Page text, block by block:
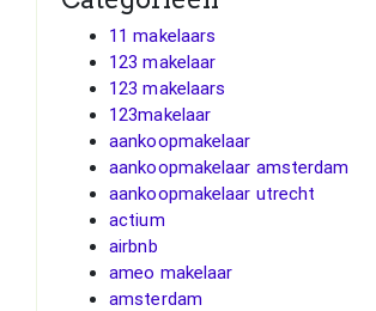
11 makelaars
123 makelaar
123 makelaars
123makelaar
aankoopmakelaar
aankoopmakelaar amsterdam
aankoopmakelaar utrecht
actium
airbnb
ameo makelaar
amsterdam